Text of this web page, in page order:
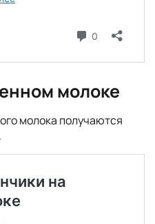
молоке
молока получаются